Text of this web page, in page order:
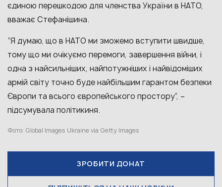
єдиною перешкодою для членства України в НАТО,
вважає Стефанішина.
“Я думаю, що в НАТО ми зможемо вступити швидше,
тому що ми очікуємо перемоги, завершення війни, і
одна з найсильніших, найпотужніших і найвідоміших
армій світу точно буде найбільшим гарантом безпеки
Європи та всього європейського простору”, –
підсумувала політикиня.
Фото: Global Images Ukraine via Getty Images
ЗРОБИТИ ДОНАТ